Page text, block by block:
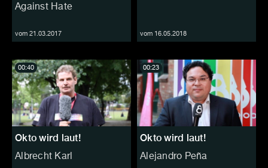
Against Hate
vom 21.03.2017 vom 16.05.2018
Okto wird laut!
Albrecht Karl
00:40
Okto wird laut!
Alejandro Peña
00:23